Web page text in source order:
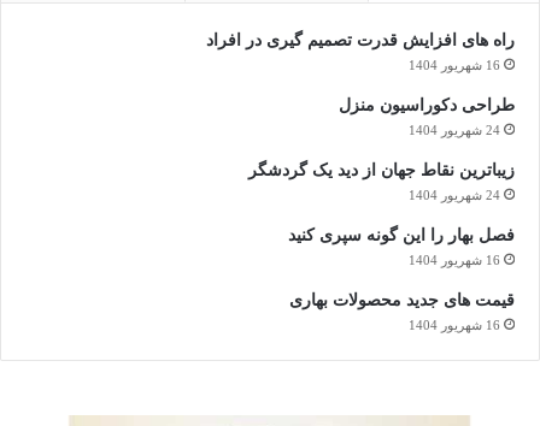
راه های افزایش قدرت تصمیم گیری در افراد
16 شهریور 1404
طراحی دکوراسیون منزل
24 شهریور 1404
زیباترین نقاط جهان از دید یک گردشگر
24 شهریور 1404
فصل بهار را این گونه سپری کنید
16 شهریور 1404
قیمت های جدید محصولات بهاری
16 شهریور 1404